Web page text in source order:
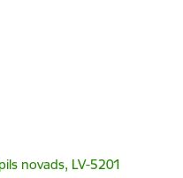
novads, LV-5201